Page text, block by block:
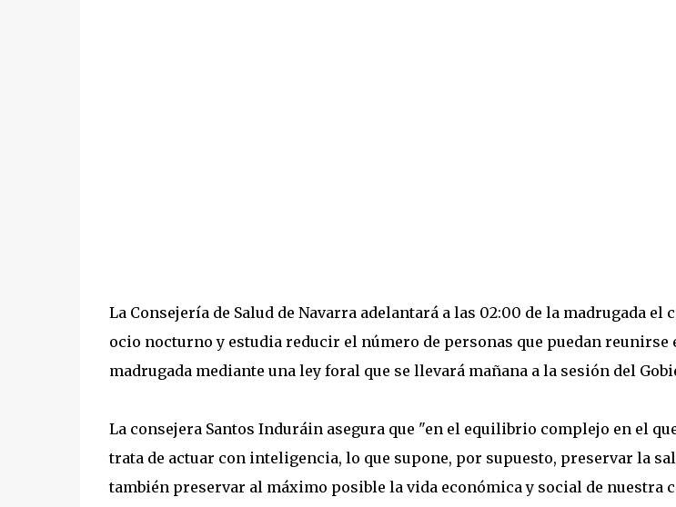
La Consejería de Salud de Navarra adelantará a las 02:00 de la madrugada el
ocio nocturno y estudia reducir el número de personas que puedan reunirse
madrugada mediante una ley foral que se llevará mañana a la sesión del
La consejera Santos Induráin asegura que "en el equilibrio complejo en el
trata de actuar con inteligencia, lo que supone, por supuesto, preservar la
también preservar al máximo posible la vida económica y social de nuestra